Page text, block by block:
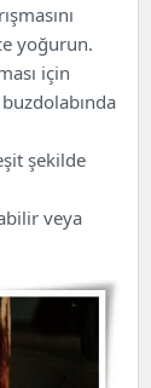
yoğurun.
için
şekilde
veya